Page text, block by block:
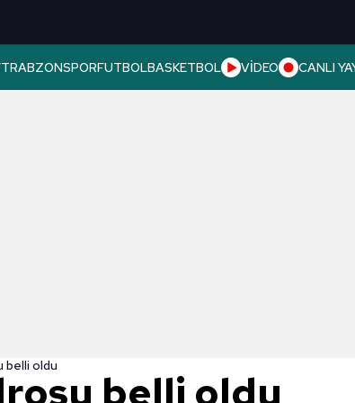
TRABZONSPORFUTBOLBASKETBOL VİDEO CANLI
belli oldu
belli oldu